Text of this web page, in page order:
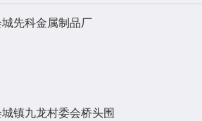
先科金属制品厂
镇九龙村委会桥头围